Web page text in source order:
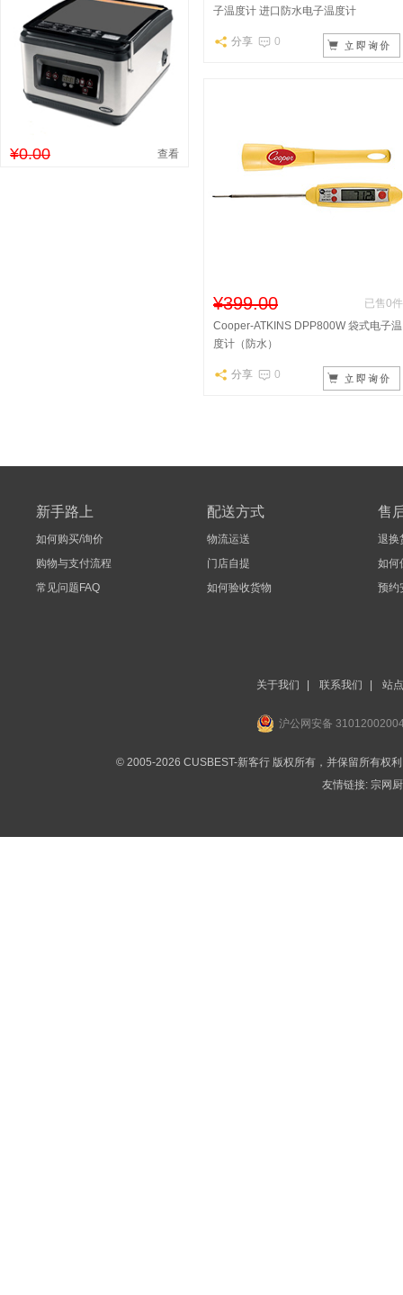
¥0.00 查看
子温度计 进口防水电子温度计
分享 0
¥399.00
已售0件
Cooper-ATKINS DPP800W 袋式电子温
度计（防水）
分享 0
新手路上
如何购买/询价
购物与支付流程
常见问题FAQ
配送方式
物流运送
门店自提
如何验收货物
售
退换
如何
预约
关于我们 联系我们 站
沪公网安备
© 2005-2026 CUSBEST-新客行 版权所有，并保留所有权
友情链接: 宗网